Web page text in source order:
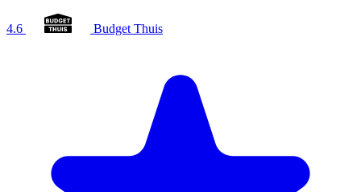
4.6 Budget Thuis